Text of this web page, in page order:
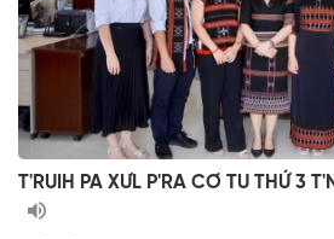
T'RUIH PA XƯL P'RA CƠ TU THỨ 3